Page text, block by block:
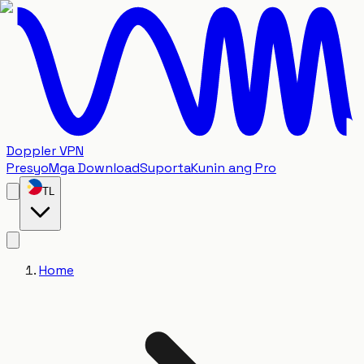
Doppler VPN
PresyoMga DownloadSuportaKunin ang Pro
TL
Home